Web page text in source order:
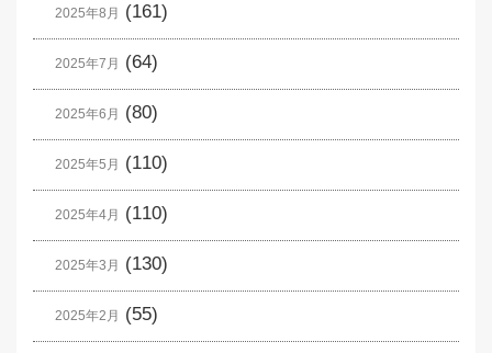
2025年8月 (161)
2025年7月 (64)
2025年6月 (80)
2025年5月 (110)
2025年4月 (110)
2025年3月 (130)
2025年2月 (55)